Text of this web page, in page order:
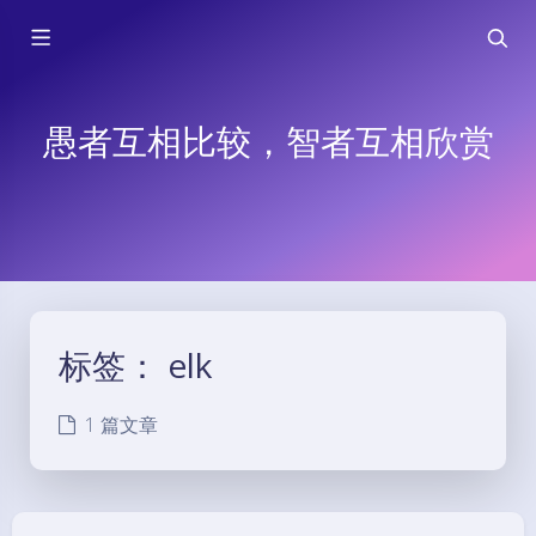
愚者互相比较，智者互相欣赏
标签： elk
1 篇文章